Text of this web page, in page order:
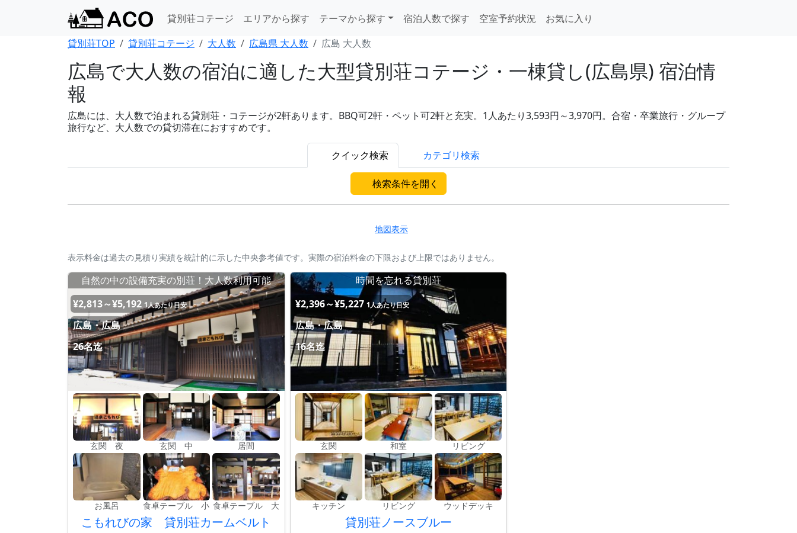
貸別荘コテージ エリアから探す テーマから探す 宿泊人数で探す 空室予約状況
お気に入り
貸別荘TOP
貸別荘コテージ 大人数 広島県 大人数 広島 大人数
広島で大人数の宿泊に適した大型貸別荘コテージ・一棟貸し(広島県) 宿泊情
報
広島には、大人数で泊まれる貸別荘・コテージが2軒あります。BBQ可2軒・ペット可2軒と充実。1人あたり3,593円～3,970円。合宿・卒業旅行・グループ
旅行など、大人数での貸切滞在におすすめです。
クイック検索 カテゴリ検索
検索条件を開く
地図表示
表示料金は過去の見積り実績を統計的に示した中央参考値です。実際の宿泊料金の下限および上限ではありません。
自然の中の設備充実の別荘！大人数利用可能
¥2,813～¥5,192 1人あたり目安
広島・広島
26名迄
玄関 夜 玄関 中 居間
お風呂 食卓テーブル 小 食卓テーブル 大
こもれびの家 貸別荘カームベルト
時間を忘れる貸別荘
¥2,396～¥5,227 1人あたり目安
広島・広島
16名迄
玄関 和室 リビング
キッチン リビング ウッドデッキ
貸別荘ノースブルー